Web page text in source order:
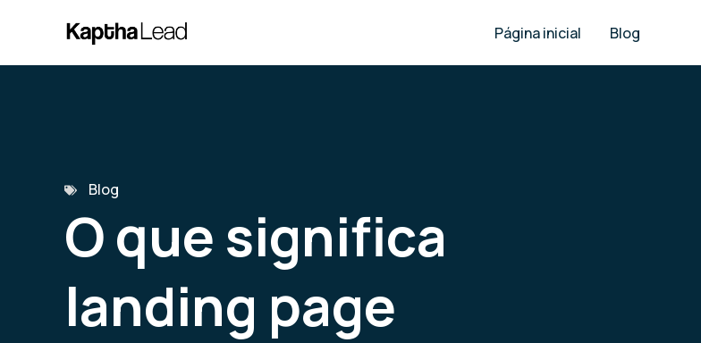
Página inicial Blog
Blog
O que significa
landing page